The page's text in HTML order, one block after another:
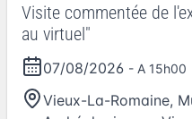
Visite commentée de
au virtuel"
07/08/2026 - A 15h00
Vieux-La-Romaine,